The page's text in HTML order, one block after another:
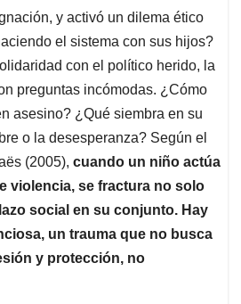
y activó un dilema ético
el sistema con sus hijos?
con el político herido, la
preguntas incómodas. ¿Cómo
asesino? ¿Qué siembra en su
o la desesperanza? Según el
(2005), cuando un niño actúa
violencia, se fractura no solo
social en su conjunto. Hay
un trauma que no busca
y protección, no